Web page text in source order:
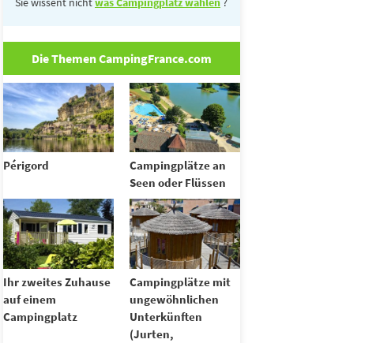
Die Themen CampingFrance.com
Périgord
Campingplätze an
Seen oder Flüssen
Ihr zweites Zuhause
auf einem
Campingplatz
Campingplätze mit
ungewöhnlichen
Unterkünften
(Jurten,